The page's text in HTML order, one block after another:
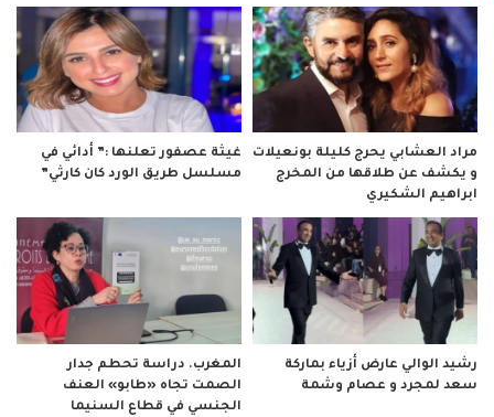
مراد العشابي يحرج كليلة بونعيلات
و يكشف عن طلاقها من المخرج
ابراهيم الشكيري
غيثة عصفور تعلنها :” أدائي في
مسلسل طريق الورد كان كارثي”
رشيد الوالي عارض أزياء بماركة
سعد لمجرد و عصام وشمة
المغرب. دراسة تحطم جدار
الصمت تجاه «طابو» العنف
الجنسي في قطاع السنيما